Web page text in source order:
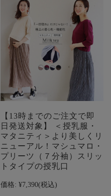
【13時までのご注文で即
日発送対象】 ＜授乳服・
マタニティ＞より美しくリ
ニューアル！マシュマロ・
プリーツ（７分袖）スリッ
トタイプの授乳口
価格: ¥7,390(税込)